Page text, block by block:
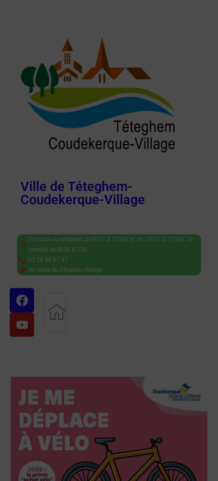
Ville de Téteghem-
Coudekerque-Village
Du lundi au vendredi de 8h30 à 12h30 et de 13h30 à 17h30. Le
samedi de 8h30 à 12h.
03 28 58 87 87
90 route du Chapeau Rouge